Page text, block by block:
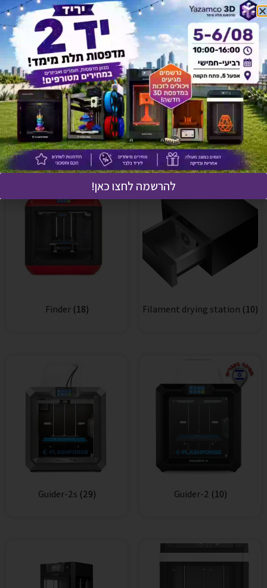
Creator-Pro(18)
Creator-Pro-2 (Idex)(26)
Filament drying station (10)
Finder (18)
Guider-2 (10)
Guider-2s (29)
להרשמה לחצו כאן!